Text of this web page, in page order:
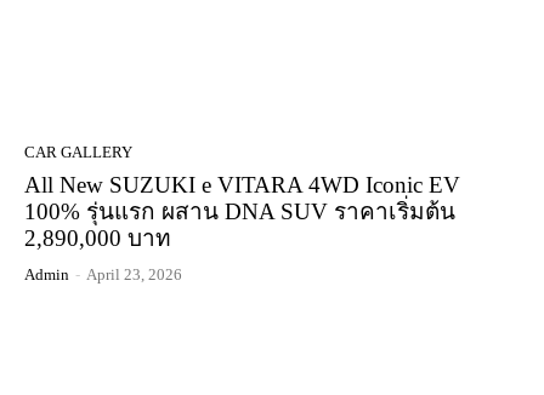
CAR GALLERY
All New SUZUKI e VITARA 4WD Iconic EV
100% รุ่นแรก ผสาน DNA SUV ราคาเริ่มต้น
2,890,000 บาท
Admin - April 23, 2026